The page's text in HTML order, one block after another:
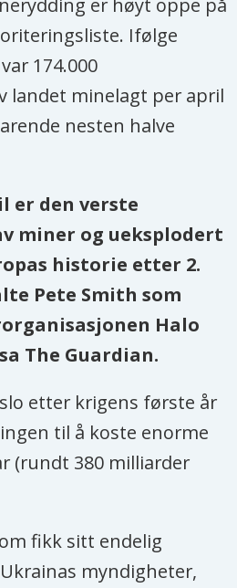
Ifølge
174.000
landet minelagt per april
nesten halve
er den verste
miner og ueksplodert
historie etter 2.
Pete Smith som
Halo
The Guardian.
etter krigens første år
til å koste enorme
(rundt 380 milliarder
fikk sitt endelig
myndigheter,